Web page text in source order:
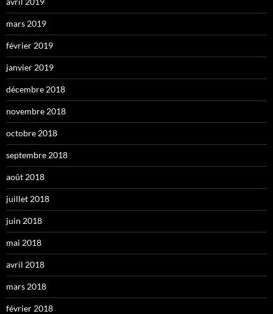
mars 2019
février 2019
janvier 2019
décembre 2018
novembre 2018
octobre 2018
septembre 2018
août 2018
juillet 2018
juin 2018
mai 2018
avril 2018
mars 2018
février 2018